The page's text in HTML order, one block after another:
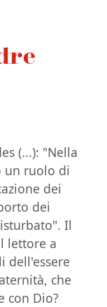
(...): "Nella
un ruolo di
dei
dei
Il
lettore a
dell'essere
che
con Dio?